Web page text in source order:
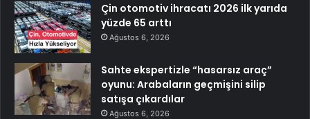
Çin otomotiv ihracatı 2026 ilk yarıda
yüzde 65 arttı
Ağustos 6, 2026
Sahte ekspertizle “hasarsız araç”
oyunu: Arabaların geçmişini silip
satışa çıkardılar
Ağustos 6, 2026